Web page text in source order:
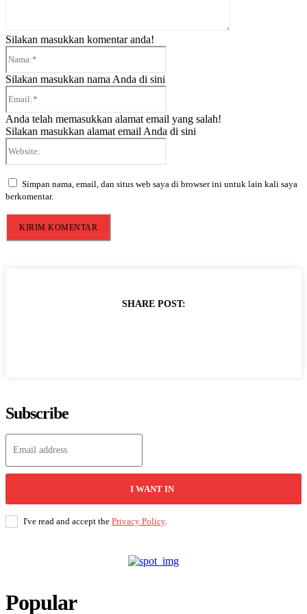
Silakan masukkan komentar anda!
Silakan masukkan nama Anda di sini
Anda telah memasukkan alamat email yang salah!
Silakan masukkan alamat email Anda di sini
Simpan nama, email, dan situs web saya di browser ini untuk lain kali saya
berkomentar.
SHARE POST:
Subscribe
I WANT IN
I've read and accept the Privacy Policy.
Popular